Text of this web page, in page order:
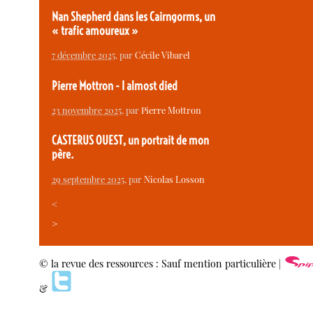
Nan Shepherd dans les Cairngorms, un
« trafic amoureux »
7 décembre 2025, parCécile Vibarel
Pierre Mottron - I almost died
23 novembre 2025, parPierre Mottron
CASTERUS OUEST, un portrait de mon
père.
29 septembre 2025, parNicolas Losson
<
>
© la revue des ressources : Sauf mention particulière |
&